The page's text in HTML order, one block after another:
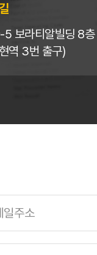
5 보라티알빌딩 8층
역 3번 출구)